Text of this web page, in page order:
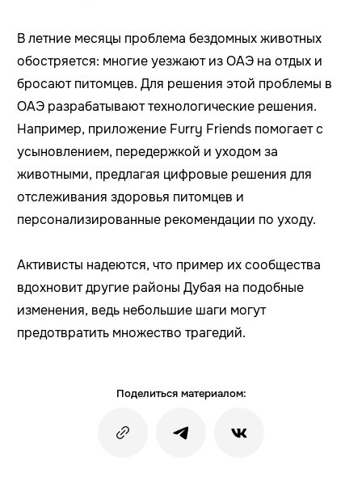
В летние месяцы проблема бездомных животных
обостряется: многие уезжают из ОАЭ на отдых и
бросают питомцев. Для решения этой проблемы в
ОАЭ разрабатывают технологические решения.
Например, приложение Furry Friends помогает с
усыновлением, передержкой и уходом за
животными, предлагая цифровые решения для
отслеживания здоровья питомцев и
персонализированные рекомендации по уходу.
Активисты надеются, что пример их сообщества
вдохновит другие районы Дубая на подобные
изменения, ведь небольшие шаги могут
предотвратить множество трагедий.
Поделиться материалом: